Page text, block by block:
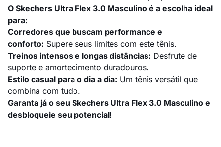
O Skechers Ultra Flex 3.0 Masculino é a escolha ideal
para:
Corredores que buscam performance e
conforto: Supere seus limites com este tênis.
Treinos intensos e longas distâncias: Desfrute de
suporte e amortecimento duradouros.
Estilo casual para o dia a dia: Um tênis versátil que
combina com tudo.
Garanta já o seu Skechers Ultra Flex 3.0 Masculino e
desbloqueie seu potencial!